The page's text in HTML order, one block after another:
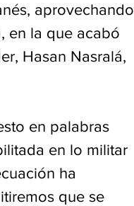
aprovechando
en la que acabó
Hasan Nasralá,
en palabras
en lo militar
ha
que se